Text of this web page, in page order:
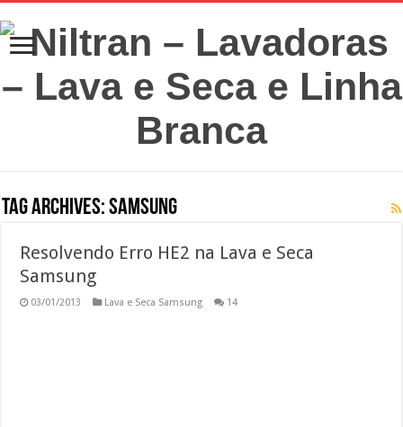
Tag Archives:Samsung
Resolvendo Erro HE2 na Lava e Seca
Samsung
03/01/2013 Lava e Seca Samsung 14